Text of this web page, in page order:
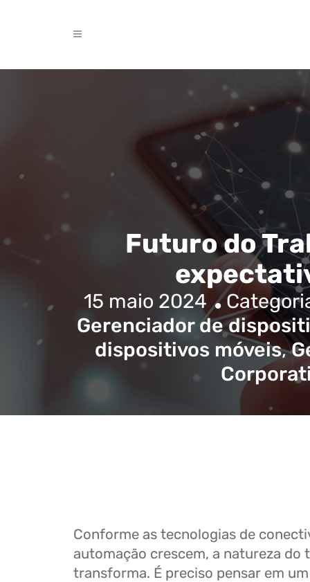
Futuro do
15 maio 2024
Gerenciador de
dispositivos móveis,
Conforme as tecnologias de
automação crescem, a natureza do
transforma. É preciso pensar em